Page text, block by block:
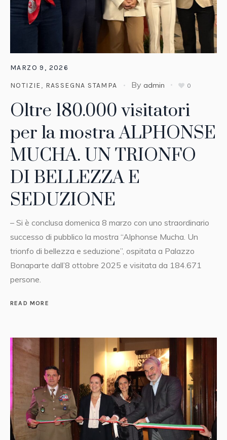
MARZO 9, 2026
NOTIZIE, RASSEGNA STAMPA By admin 0
Oltre 180.000 visitatori
per la mostra ALPHONSE
MUCHA. UN TRIONFO
DI BELLEZZA E
SEDUZIONE
– Si è conclusa domenica 8 marzo con uno straordinario
successo di pubblico la mostra “Alphonse Mucha. Un
trionfo di bellezza e seduzione”, ospitata a Palazzo
Bonaparte dall’8 ottobre 2025 e visitata da 184.671
persone.
READ MORE